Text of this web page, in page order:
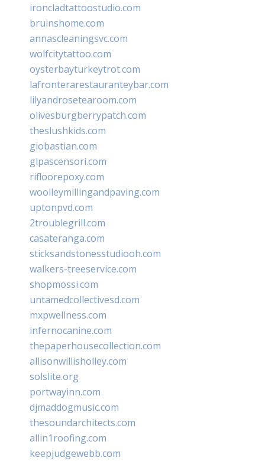
ironcladtattoostudio.com
bruinshome.com
annascleaningsvc.com
wolfcitytattoo.com
oysterbayturkeytrot.com
lafronterarestauranteybar.com
lilyandrosetearoom.com
olivesburgberrypatch.com
theslushkids.com
giobastian.com
glpascensori.com
rifloorepoxy.com
woolleymillingandpaving.com
uptonpvd.com
2troublegrill.com
casateranga.com
sticksandstonesstudiooh.com
walkers-treeservice.com
shopmossi.com
untamedcollectivesd.com
mxpwellness.com
infernocanine.com
thepaperhousecollection.com
allisonwillisholley.com
solslite.org
portwayinn.com
djmaddogmusic.com
thesoundarchitects.com
allin1roofing.com
keepjudgewebb.com